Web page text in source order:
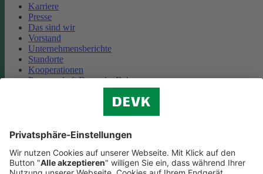
Karriere
Presse
Das sind wir
Vorstand
Unternehmensberichte
Standorte
Kooperationen
Partnerschaft Deutsche Bahn